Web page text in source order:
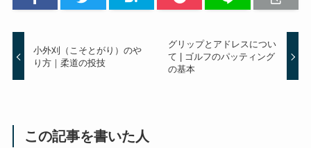
小外刈（こそとがり）のや
り方｜柔道の投技
グリップとアドレスについ
て | ゴルフのパッティング
の基本
この記事を書いた人